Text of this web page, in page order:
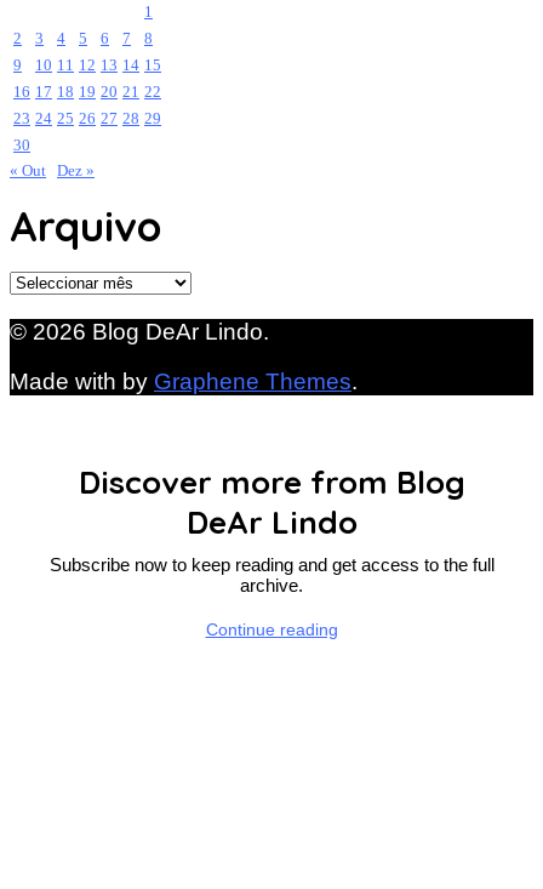
1
2
3 4 5 6 7
8
9
10 11 12 13 14 15
16 17 18 19 20 21 22
23 24 25 26 27 28 29
30
« Out Dez »
Arquivo
Arquivo
© 2026 Blog DeAr Lindo.
Made with by Graphene Themes.
Discover more from Blog
DeAr Lindo
Subscribe now to keep reading and get access to the full
archive.
Continue reading